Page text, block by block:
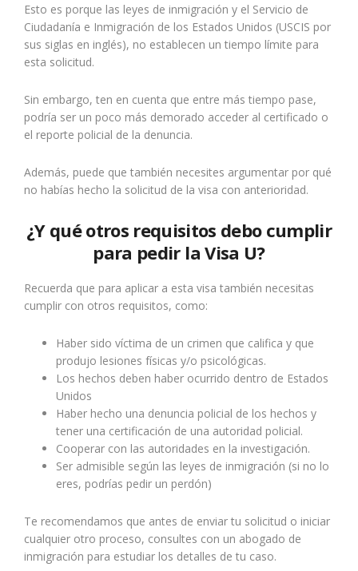
Esto es porque las leyes de inmigración y el Servicio de
Ciudadanía e Inmigración de los Estados Unidos (USCIS por
sus siglas en inglés), no establecen un tiempo límite para
esta solicitud.
Sin embargo, ten en cuenta que entre más tiempo pase,
podría ser un poco más demorado acceder al certificado o
el reporte policial de la denuncia.
Además, puede que también necesites argumentar por qué
no habías hecho la solicitud de la visa con anterioridad.
¿Y qué otros requisitos debo cumplir
para pedir la Visa U?
Recuerda que para aplicar a esta visa también necesitas
cumplir con otros requisitos, como:
Haber sido víctima de un crimen que califica y que
produjo lesiones físicas y/o psicológicas.
Los hechos deben haber ocurrido dentro de Estados
Unidos
Haber hecho una denuncia policial de los hechos y
tener una certificación de una autoridad policial.
Cooperar con las autoridades en la investigación.
Ser admisible según las leyes de inmigración (si no lo
eres, podrías pedir un perdón)
Te recomendamos que antes de enviar tu solicitud o iniciar
cualquier otro proceso, consultes con un abogado de
inmigración para estudiar los detalles de tu caso.